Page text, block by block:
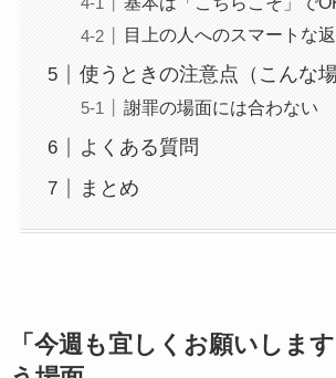
目上の人へのスマートな
使うときの注意点（こんな場
謝罪の場面には合わない
よくある質問
まとめ
「今週も宜しくお願いしま